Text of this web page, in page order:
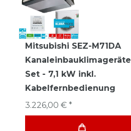
Mitsubishi SEZ-M71DA
Kanaleinbauklimageräte
Set - 7,1 kW inkl.
Kabelfernbedienung
3.226,00 € *